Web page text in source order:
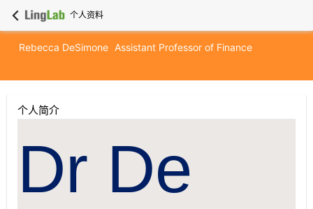
个人资料
Rebecca DeSimone Assistant Professor of Finance
个人简介
Dr De